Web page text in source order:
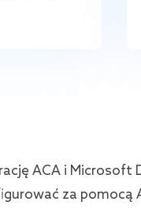
ACA i Microsoft
za pomocą